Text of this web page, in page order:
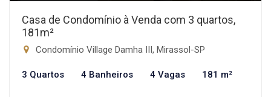
Casa de Condomínio à Venda com 3 quartos,
181m²
Condomínio Village Damha III, Mirassol-SP
3 Quartos 4 Banheiros 4 Vagas 181 m²